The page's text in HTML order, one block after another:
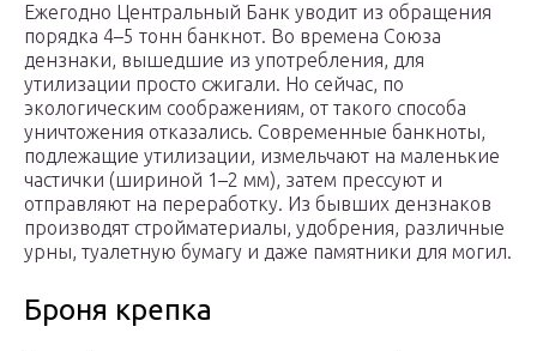
Ежегодно Центральный Банк уводит из обращения
порядка 4–5 тонн банкнот. Во времена Союза
дензнаки, вышедшие из употребления, для
утилизации просто сжигали. Но сейчас, по
экологическим соображениям, от такого способа
уничтожения отказались. Современные банкноты,
подлежащие утилизации, измельчают на маленькие
частички (шириной 1–2 мм), затем прессуют и
отправляют на переработку. Из бывших дензнаков
производят стройматериалы, удобрения, различные
урны, туалетную бумагу и даже памятники для могил.
Броня крепка